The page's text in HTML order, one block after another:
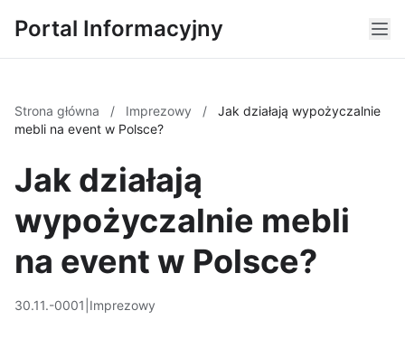
Portal Informacyjny
Strona główna / Imprezowy /
Jak działają wypożyczalnie
mebli na event w Polsce?
Jak działają
wypożyczalnie mebli
na event w Polsce?
30.11.-0001 Imprezowy